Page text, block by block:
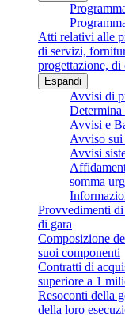
Atti relativi alle
di servizi,
progettazione, di
Espandi
Avvisi di
Determina
Avvisi e
Avviso sui
Avvisi
somma
Provvedimenti di
di gara
Composizione
suoi componenti
Contratti di
superiore a 1
Resoconti della
della loro